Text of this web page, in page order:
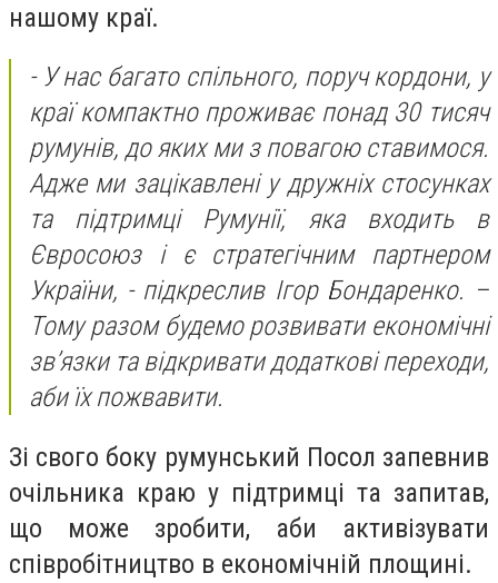
нашому краї.
- У нас багато спільного, поруч кордони, у
краї компактно проживає понад 30 тисяч
румунів, до яких ми з повагою ставимося.
Адже ми зацікавлені у дружніх стосунках
та підтримці Румунії, яка входить в
Євросоюз і є стратегічним партнером
України, - підкреслив Ігор Бондаренко. –
Тому разом будемо розвивати економічні
зв’язки та відкривати додаткові переходи,
аби їх пожвавити.
Зі свого боку румунський Посол запевнив
очільника краю у підтримці та запитав,
що може зробити, аби активізувати
співробітництво в економічній площині.